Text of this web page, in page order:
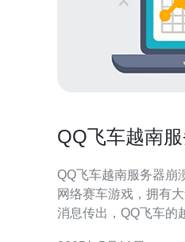
QQ飞车越南
QQ飞车越南服务器崩溃 QQ飞车是一款非常受欢
网络赛车游戏，拥有
消息传出，QQ飞车的